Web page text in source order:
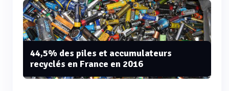
44,5% des piles et accumulateurs
recyclés en France en 2016